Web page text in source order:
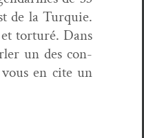
de la Turquie.
tor­turé. Dans
un des con­
en cite un